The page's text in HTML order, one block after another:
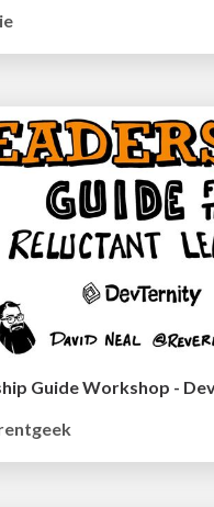
Guide Workshop -